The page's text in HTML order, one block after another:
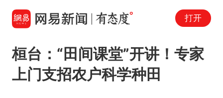
打开
桓台：“田间课堂”开讲！专家
上门支招农户科学种田